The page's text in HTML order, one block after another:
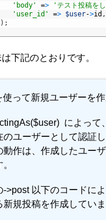
'body'
=> 'テスト投稿を
'user_id'
=> $user->id ,
) ;
下記のとおりです。
使って新規ユーザーを作
によって
のユーザーとして認証
動作は、作成したユー
->post 以下のコードに
新規投稿を作成していま